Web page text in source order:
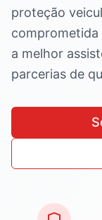
proteção
comprometida
a melhor
parcerias de